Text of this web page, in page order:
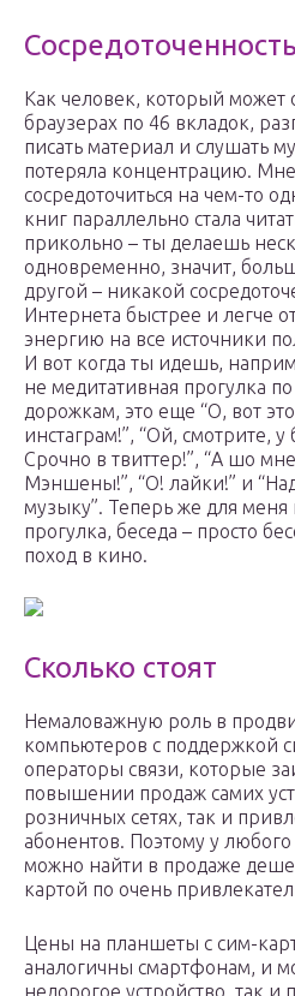
Сосредоточенность
Как человек, который может
браузерах по 46 вкладок,
писать материал и слушать
потеряла концентрацию.
сосредоточиться на чем-то
книг параллельно стала
прикольно – ты делаешь
одновременно, значит,
другой – никакой
Интернета быстрее и легче
энергию на все источники
И вот когда ты идешь,
не медитативная прогулка
дорожкам, это еще “О, вот
инстаграм!”, “Ой, смотрите,
Срочно в твиттер!”, “А шо мне
Мэншены!”, “О! лайки!” и
музыку”. Теперь же для меня
прогулка, беседа – просто
поход в кино.
Сколько стоят
Немаловажную роль в
компьютеров с поддержкой
операторы связи, которые
повышении продаж самих
розничных сетях, так и
абонентов. Поэтому у любого
можно найти в продаже
картой по очень
Цены на планшеты с сим-
аналогичны смартфонам, и
недорогое устройство, так